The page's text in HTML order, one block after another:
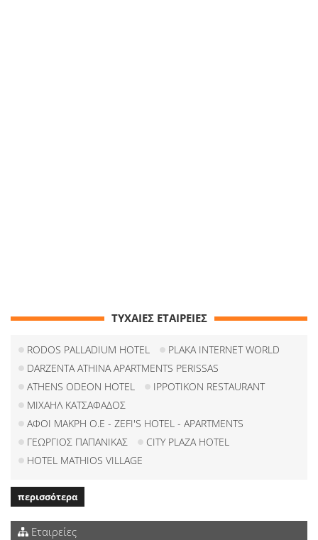
ΤΥΧΑΙΕΣ ΕΤΑΙΡΕΙΕΣ
RODOS PALLADIUM HOTEL
PLAKA INTERNET WORLD
DARZENTA ATHINA APARTMENTS PERISSAS
ATHENS ODEON HOTEL
IPPOTIKON RESTAURANT
ΜΙΧΑΗΛ ΚΑΤΣΑΦΑΔΟΣ
ΑΦΟΙ ΜΑΚΡΗ Ο.Ε - ZEFI'S HOTEL - APARTMENTS
ΓΕΩΡΓΙΟΣ ΠΑΠΑΝΙΚΑΣ
CITY PLAZA HOTEL
HOTEL MATHIOS VILLAGE
περισσότερα
Εταιρείες